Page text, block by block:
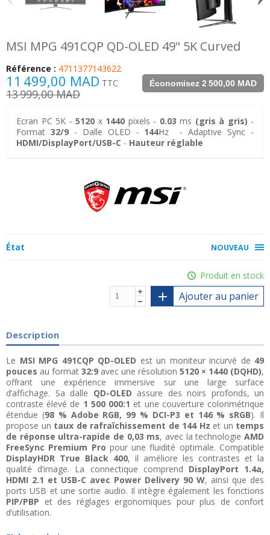
MSI MPG 491CQP QD-OLED 49" 5K Curved
Référence : 4711377143622
Économisez 2 500,00 MAD
11 499,00 MAD TTC
13 999,00 MAD
Ecran PC 5K - 5120 x 1440 pixels - 0.03 ms (gris à gris) -
Format 32/9- Dalle OLED - 144Hz - Adaptive Sync -
HDMI/DisplayPort/USB-C - Hauteur réglable
État NOUVEAU
Produit en stock
Ajouter au panier
Description
Le MSI MPG 491CQP QD-OLED est un moniteur incurvé de 49
pouces au format 32:9 avec une résolution 5120 × 1440 (DQHD),
offrant une expérience immersive sur une large surface
d’affichage. Sa dalle QD-OLED assure des noirs profonds, un
contraste élevé de 1 500 000:1 et une couverture colorimétrique
étendue (98 % Adobe RGB, 99 % DCI-P3 et 146 % sRGB). Il
propose un taux de rafraîchissement de 144 Hz et un temps
de réponse ultra-rapide de 0,03 ms, avec la technologieAMD
FreeSync Premium Pro pour une fluidité optimale. Compatible
DisplayHDR True Black 400, il améliore les contrastes et la
qualité d’image. La connectique comprend DisplayPort 1.4a,
HDMI 2.1 et USB-C avec Power Delivery 90 W, ainsi que des
ports USB et une sortie audio. Il intègre également les fonctions
PIP/PBP et des réglages ergonomiques pour plus de confort
d’utilisation.